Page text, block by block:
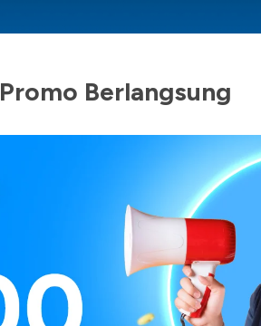
Promo Berlangsung